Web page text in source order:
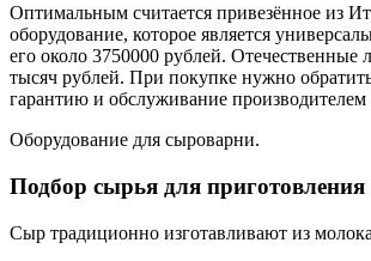
Оптимальным считается привезённое из
оборудование, которое является
его около 3750000 рублей. Отечественные
тысяч рублей. При покупке нужно
гарантию и обслуживание производителем
Оборудование для сыроварни.
Подбор сырья для приготовления
Сыр традиционно изготавливают из